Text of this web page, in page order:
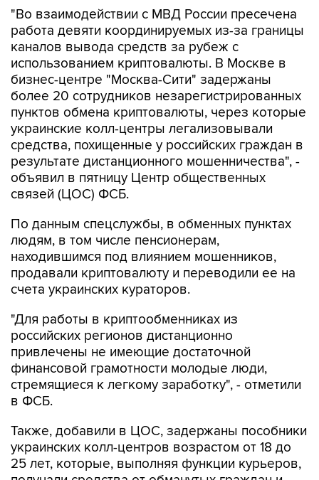
"Во взаимодействии с МВД России пресечена
работа девяти координируемых из-за границы
каналов вывода средств за рубеж с
использованием криптовалюты. В Москве в
бизнес-центре "Москва-Сити" задержаны
более 20 сотрудников незарегистрированных
пунктов обмена криптовалюты, через которые
украинские колл-центры легализовывали
средства, похищенные у российских граждан в
результате дистанционного мошенничества", -
объявил в пятницу Центр общественных
связей (ЦОС) ФСБ.
По данным спецслужбы, в обменных пунктах
людям, в том числе пенсионерам,
находившимся под влиянием мошенников,
продавали криптовалюту и переводили ее на
счета украинских кураторов.
"Для работы в криптообменниках из
российских регионов дистанционно
привлечены не имеющие достаточной
финансовой грамотности молодые люди,
стремящиеся к легкому заработку", - отметили
в ФСБ.
Также, добавили в ЦОС, задержаны пособники
украинских колл-центров возрастом от 18 до
25 лет, которые, выполняя функции курьеров,